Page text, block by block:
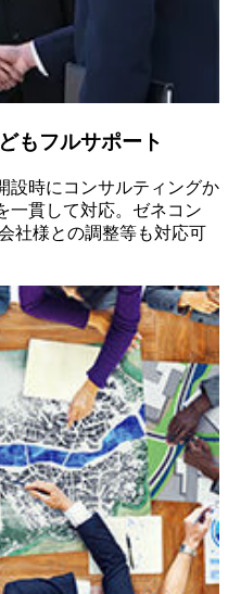
もフルサポート
設時にコンサルティングか
一貫して対応。ゼネコン
社様との調整等も対応可